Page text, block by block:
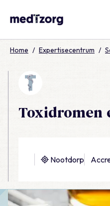
Home / Expertisecentrum /
Toxidromen
Nootdorp